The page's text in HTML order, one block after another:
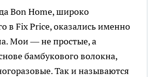
Bon Home, широко
в Fix Price, оказались именно
Мои — не простые, а
бамбукового волокна,
Так и называются